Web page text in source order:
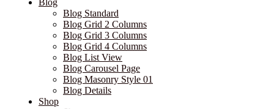
Blog
Blog Standard
Blog Grid 2 Columns
Blog Grid 3 Columns
Blog Grid 4 Columns
Blog List View
Blog Carousel Page
Blog Masonry Style 01
Blog Details
Shop